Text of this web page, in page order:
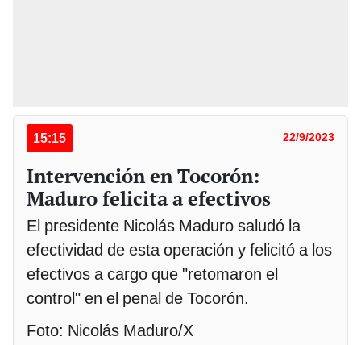
15:15 22/9/2023
Intervención en Tocorón:
Maduro felicita a efectivos
El presidente Nicolás Maduro saludó la
efectividad de esta operación y felicitó a los
efectivos a cargo que "retomaron el
control" en el penal de Tocorón.
Foto: Nicolás Maduro/X